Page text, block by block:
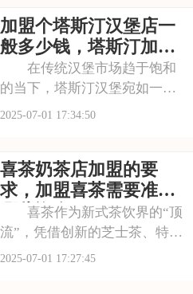
要多少钱？下面就来看看古茗
开店加盟费及加盟条件，2025
古茗投资预
加盟个塔斯汀汉堡店一
般多少钱，塔斯汀加盟
要满足哪些条件
在传统汉堡市场趋于饱和
的当下，塔斯汀汉堡宛如一股
清流，以创新的姿态闯入大众
独特的商业模式所吸引，想要
借助塔斯汀的品牌力量开启自
己的创业之路。那么
2025-07-01 17:34:50
喜茶奶茶店加盟的要
求，加盟喜茶需要准备
哪些资金
喜茶作为新式茶饮界的“顶
流”，凭借创新的芝士茶、特色
果茶，还有时尚的门店设计，
2025-07-01 17:27:45